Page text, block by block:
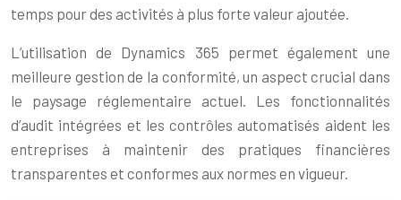
temps pour des activités à plus forte valeur ajoutée.
L’utilisation de Dynamics 365 permet également une
meilleure gestion de la conformité, un aspect crucial dans
le paysage réglementaire actuel. Les fonctionnalités
d’audit intégrées et les contrôles automatisés aident les
entreprises à maintenir des pratiques financières
transparentes et conformes aux normes en vigueur.